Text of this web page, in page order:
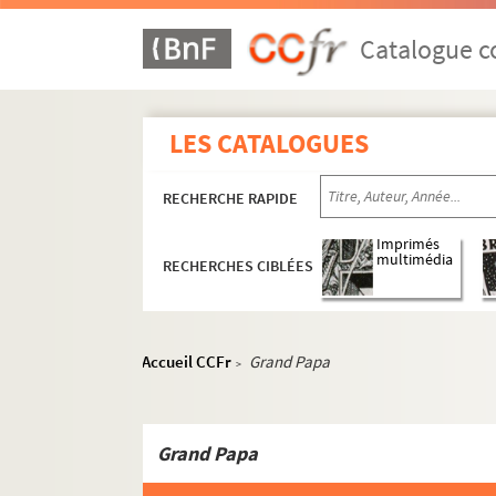
Catalogue
LES CATALOGUES
RECHERCHE RAPIDE
RECHERCHES CIBLÉES
Imprimés
multimédia
Accueil CCFr > Grand Papa
Grand Papa
ORG C.10/1. Partitions de José,
ORG C.10/1. Partitions de Josi
ORG C.10/1. Partitions de Jouberti,
ORG C.10/1. Partitions de Joullot
ORG C.10/1. Partitions de Jouve,
ORG C.10/2. Partitions de Joye,
ORG C.10/2. Partitions de Juslam
ORG C.11/1. Partitions de Kahal,
ORG C.11/1. Partitions de Keyes,
ORG C.11/1. Partitions de Klotz,